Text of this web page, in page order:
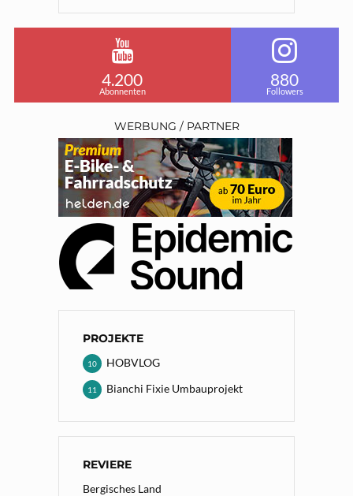
4.200
Abonnenten
880
Followers
WERBUNG / PARTNER
PROJEKTE
HOBVLOG
10
Bianchi Fixie Umbauprojekt
11
REVIERE
Bergisches Land